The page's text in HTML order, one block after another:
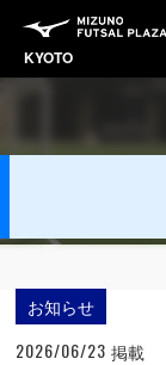
KYOTO
お知らせ
2026/06/23 掲載